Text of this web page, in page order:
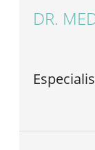
DR.